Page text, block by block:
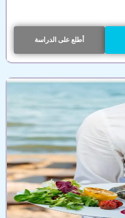
أطلع على الدراسة